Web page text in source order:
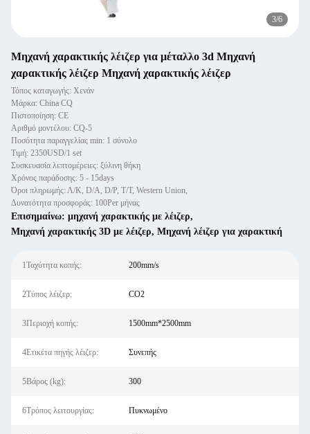
3/6
Μηχανή χαρακτικής λέιζερ για μέταλλο 3d Μηχανή
χαρακτικής λέιζερ Μηχανή χαρακτικής λέιζερ
Τόπος καταγωγής: Χενάν
Μάρκα: China CQ
Πιστοποίηση: CE
Αριθμό μοντέλου: CQ-5
Ποσότητα παραγγελίας min: 1 σύνολο
Τιμή: 2350USD/1 set
Συσκευασία λεπτομέρειες: ξύλινη θήκη
Χρόνος παράδοσης: 5 - 15days
Όροι πληρωμής: Λ/Κ, D/A, D/P, T/T, Western Union,
Δυνατότητα προσφοράς: 100Per μήνας
Επισημαίνω: μηχανή χαρακτικής με λέιζερ,
Μηχανή χαρακτικής 3D με λέιζερ, Μηχανή λέιζερ για χαρακτική
1Ταχύτητα κοπής: 200mm/s
2Τύπος λέιζερ: CO2
3Περιοχή κοπής: 1500mm*2500mm
4Ετικέτα πηγής λέιζερ: Συνεπής
5Βάρος (kg): 300
6Τρόπος λειτουργίας: Πυκνωμένο